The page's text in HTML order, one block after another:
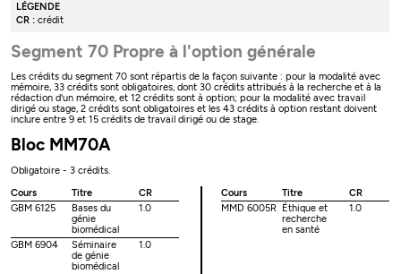
LÉGENDE
CR : crédit
Segment 70 Propre à l'option générale
Les crédits du segment 70 sont répartis de la façon suivante : pour la modalité avec
mémoire, 33 crédits sont obligatoires, dont 30 crédits attribués à la recherche et à la
rédaction d'un mémoire, et 12 crédits sont à option; pour la modalité avec travail
dirigé ou stage, 2 crédits sont obligatoires et les 43 crédits à option restant doivent
inclure entre 9 et 15 crédits de travail dirigé ou de stage.
Bloc MM70A
Obligatoire - 3 crédits.
Cours
Titre
CR
GBM 6125
Bases du
génie
biomédical
1.0
GBM 6904
Séminaire
de génie
biomédical
1.0
Cours Titre
CR
MMD 6005R
Éthique et
recherche
en santé
1.0